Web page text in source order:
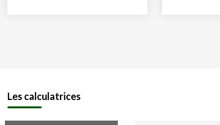
Les calculatrices